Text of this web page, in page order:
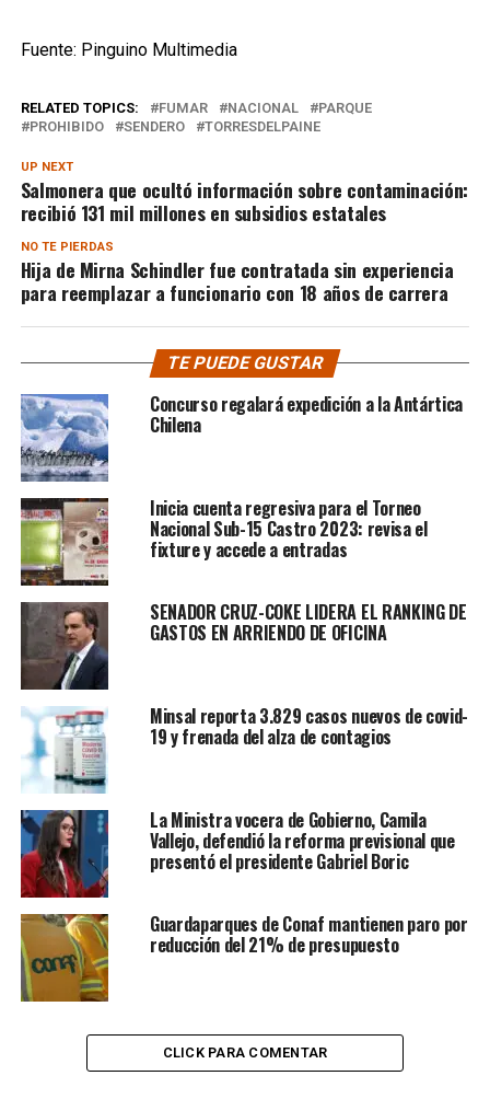
Fuente: Pinguino Multimedia
RELATED TOPICS: FUMAR NACIONAL
PARQUE
PROHIBIDO
SENDERO TORRESDELPAINE
UP NEXT
Salmonera que ocultó información sobre contaminación:
recibió 131 mil millones en subsidios estatales
NO TE PIERDAS
Hija de Mirna Schindler fue contratada sin experiencia
para reemplazar a funcionario con 18 años de carrera
TE PUEDE GUSTAR
Concurso regalará expedición a la Antártica
Chilena
Inicia cuenta regresiva para el Torneo
Nacional Sub-15 Castro 2023: revisa el
fixture y accede a entradas
SENADOR CRUZ-COKE LIDERA EL RANKING DE
GASTOS EN ARRIENDO DE OFICINA
Minsal reporta 3.829 casos nuevos de covid-
19 y frenada del alza de contagios
La Ministra vocera de Gobierno, Camila
Vallejo, defendió la reforma previsional que
presentó el presidente Gabriel Boric
Guardaparques de Conaf mantienen paro por
reducción del 21% de presupuesto
CLICK PARA COMENTAR